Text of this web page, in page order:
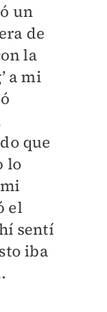
un
de
la
a mi
que
lo
el
sentí
iba